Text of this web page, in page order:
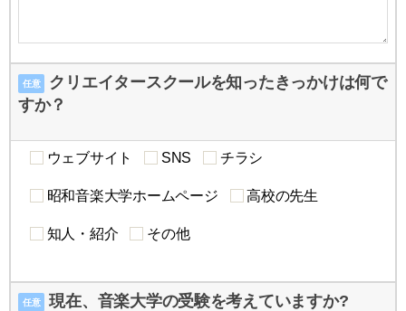
任意
クリエイタースクールを知ったきっかけは何で
すか？
ウェブサイト SNS チラシ
昭和音楽大学ホームページ 高校の先生
知人・紹介 その他
任意 現在、音楽大学の受験を考えていますか?